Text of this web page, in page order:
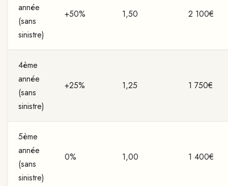
année
(sans
sinistre)
+50% 1,50 2 100€
4ème
année
(sans
sinistre)
+25% 1,25 1 750€
5ème
année
(sans
sinistre)
0% 1,00 1 400€